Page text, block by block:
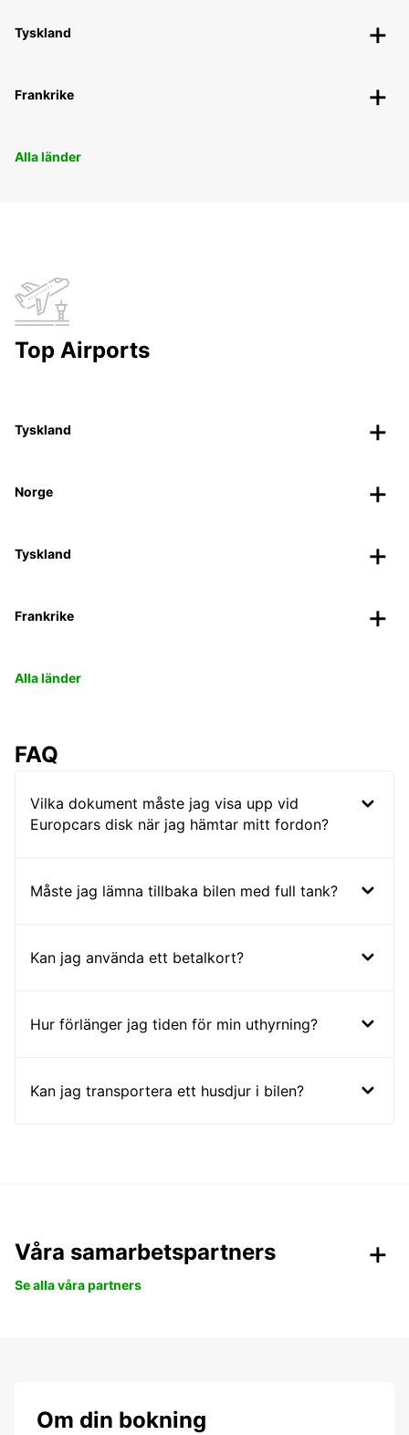
Tyskland
Frankrike
Alla länder
Top Airports
Tyskland
Norge
Tyskland
Frankrike
Alla länder
FAQ
Vilka dokument måste jag visa upp vid
Europcars disk när jag hämtar mitt fordon?
Måste jag lämna tillbaka bilen med full tank?
Kan jag använda ett betalkort?
Hur förlänger jag tiden för min uthyrning?
Kan jag transportera ett husdjur i bilen?
Våra samarbetspartners
Se alla våra partners
Om din bokning